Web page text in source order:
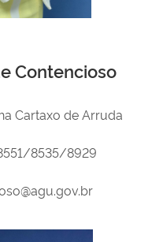
Contencioso
Cartaxo de Arruda
8535/8929